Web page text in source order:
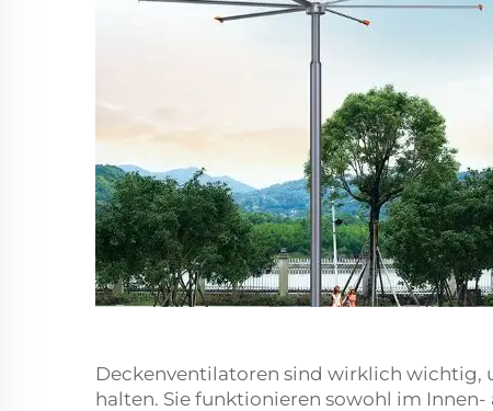
Deckenventilatoren sind wirklich wichtig,
halten. Sie funktionieren sowohl im